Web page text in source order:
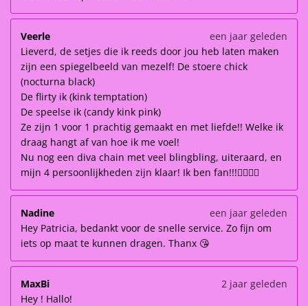
Veerle
een jaar geleden
Lieverd, de setjes die ik reeds door jou heb laten maken
zijn een spiegelbeeld van mezelf! De stoere chick
(nocturna black)
De flirty ik (kink temptation)
De speelse ik (candy kink pink)
Ze zijn 1 voor 1 prachtig gemaakt en met liefde!! Welke ik
draag hangt af van hoe ik me voel!
Nu nog een diva chain met veel blingbling, uiteraard, en
mijn 4 persoonlijkheden zijn klaar! Ik ben fan!!!👌🏽👌🏽
Nadine
een jaar geleden
Hey Patricia, bedankt voor de snelle service. Zo fijn om
iets op maat te kunnen dragen. Thanx 😘
MaxBi
2 jaar geleden
Hey ! Hallo!